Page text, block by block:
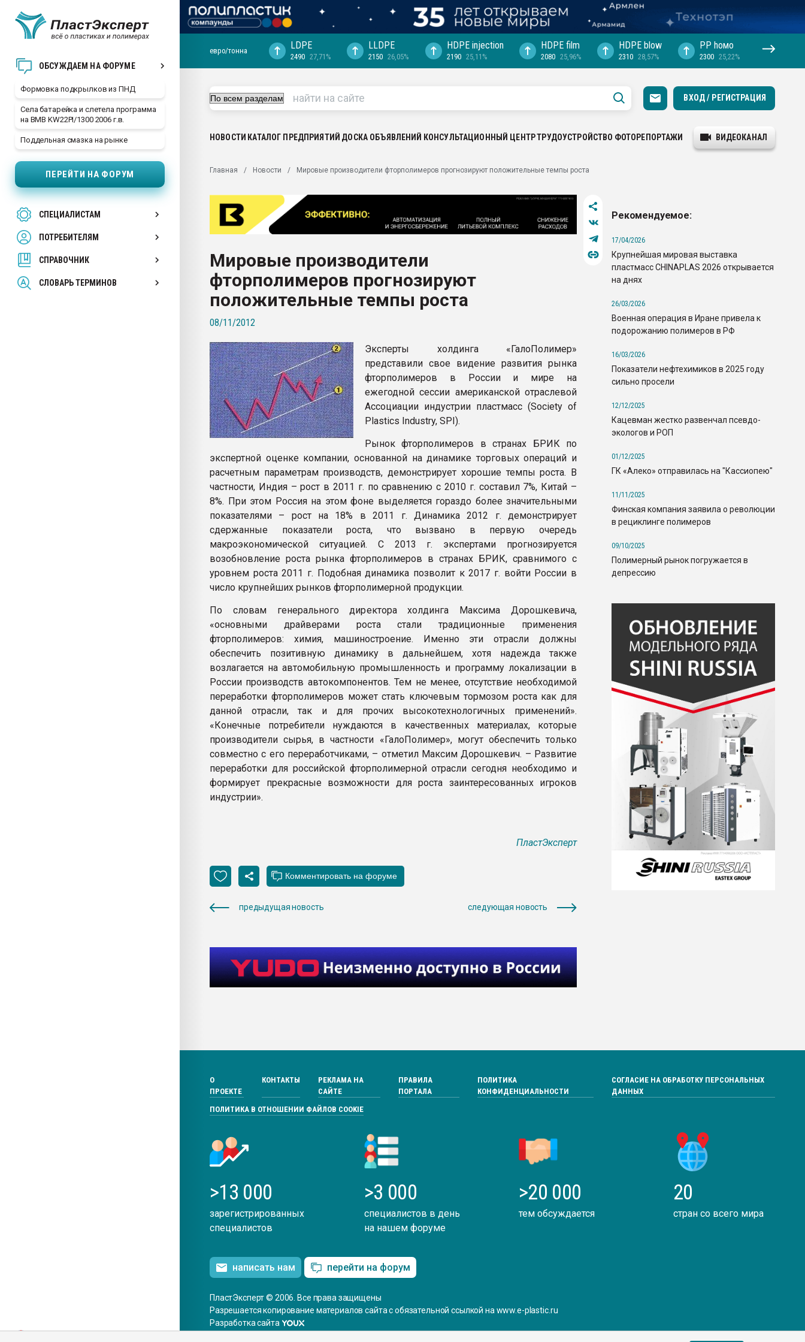
ОБСУЖДАЕМ НА ФОРУМЕ
Формовка подкрылков из ПНД
Села батарейка и слетела программа
на BMB KW22PI/1300 2006 г.в.
Поддельная смазка на рынке
ПЕРЕЙТИ НА ФОРУМ
СПЕЦИАЛИСТАМ
ПОТРЕБИТЕЛЯМ
СПРАВОЧНИК
СЛОВАРЬ ТЕРМИНОВ
29.07.2026 ФРП помог "Ижевскому
Вакуум-формовочные машины:
28.07.2026 Автоматизация выходит на
первый план в переработке
пластмасс
ситуацией на строительном рынке
Всё, что касается выдува ПЭТ
бутылок
ПЕРЕЙТИ НА ФОРУМ
евро/тонна LDPE
2490 27,71%
LLDPE
2150 26,05%
HDPE injection
2190 25,11%
HDPE film
2080 25,96%
HDPE blow
2310 28,57%
PP hомо
2300 25,22%
ВХОД / РЕГИСТРАЦИЯ
НОВОСТИ КАТАЛОГ ПРЕДПРИЯТИЙ ДОСКА ОБЪЯВЛЕНИЙ КОНСУЛЬТАЦИОННЫЙ ЦЕНТРТРУДОУСТРОЙСТВО ФОТОРЕПОРТАЖИ ВИДЕОКАНАЛ
Главная Новости Мировые производители фторполимеров прогнозируют положительные темпы роста
Мировые производители
фторполимеров прогнозируют
положительные темпы роста
08/11/2012
Эксперты холдинга «ГалоПолимер»
представили свое видение развития рынка
фторполимеров в России и мире на
ежегодной сессии американской отраслевой
Ассоциации индустрии пластмасс (Society of
Plastics Industry, SPI).
Рынок фторполимеров в странах БРИК по
экспертной оценке компании, основанной на динамике торговых операций и
расчетным параметрам производств, демонстрирует хорошие темпы роста. В
частности, Индия – рост в 2011 г. по сравнению с 2010 г. составил 7%, Китай –
8%. При этом Россия на этом фоне выделяется гораздо более значительными
показателями – рост на 18% в 2011 г. Динамика 2012 г. демонстрирует
сдержанные показатели роста, что вызвано в первую очередь
макроэкономической ситуацией. С 2013 г. экспертами прогнозируется
возобновление роста рынка фторполимеров в странах БРИК, сравнимого с
уровнем роста 2011 г. Подобная динамика позволит к 2017 г. войти России в
число крупнейших рынков фторполимерной продукции.
По словам генерального директора холдинга Максима Дорошкевича,
«основными драйверами роста стали традиционные применения
фторполимеров: химия, машиностроение. Именно эти отрасли должны
обеспечить позитивную динамику в дальнейшем, хотя надежда также
возлагается на автомобильную промышленность и программу локализации в
России производств автокомпонентов. Тем не менее, отсутствие необходимой
переработки фторполимеров может стать ключевым тормозом роста как для
данной отрасли, так и для прочих высокотехнологичных применений».
«Конечные потребители нуждаются в качественных материалах, которые
производители сырья, в частности «ГалоПолимер», могут обеспечить только
совместно с его переработчиками, – отметил Максим Дорошкевич. – Развитие
переработки для российской фторполимерной отрасли сегодня необходимо и
формирует прекрасные возможности для роста заинтересованных игроков
индустрии».
ПластЭксперт
предыдущая новость следующая новость
Рекомендуемое:
17/04/2026
Крупнейшая мировая выставка
пластмасс CHINAPLAS 2026 открывается
на днях
26/03/2026
Военная операция в Иране привела к
подорожанию полимеров в РФ
16/03/2026
Показатели нефтехимиков в 2025 году
сильно просели
12/12/2025
Кацевман жестко развенчал псевдо-
экологов и РОП
01/12/2025
ГК «Алеко» отправилась на "Кассиопею"
11/11/2025
Финская компания заявила о революции
в рециклинге полимеров
09/10/2025
Полимерный рынок погружается в
депрессию
О
ПРОЕКТЕ
КОНТАКТЫ
РЕКЛАМА НА
САЙТЕ
ПРАВИЛА
ПОРТАЛА
ПОЛИТИКА
КОНФИДЕНЦИАЛЬНОСТИ
СОГЛАСИЕ НА ОБРАБОТКУ ПЕРСОНАЛЬНЫХ
ДАННЫХ
ПОЛИТИКА В ОТНОШЕНИИ ФАЙЛОВ COOKIE
>13 000
зарегистрированных
специалистов
>3 000
специалистов в день
на нашем форуме
>20 000
тем обсуждается
20
стран со всего мира
написать нам перейти на форум
ПластЭксперт © 2006. Все права защищены
Разрешается копирование материалов сайта с обязательной ссылкой на www.e-plastic.ru
Разработка сайта